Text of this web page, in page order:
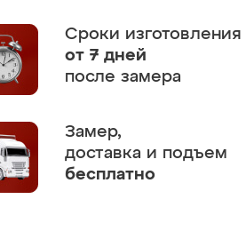
Сроки изготовления
от 7 дней
после замера
Замер,
доставка и подъем
бесплатно